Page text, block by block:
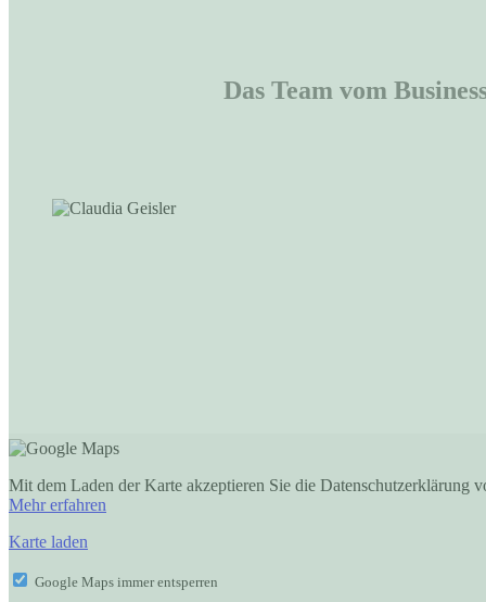
Das Team vom
Mit dem Laden der Karte akzeptieren Sie die Datenschutzerklärung
Mehr erfahren
Karte laden
Google Maps immer entsperren